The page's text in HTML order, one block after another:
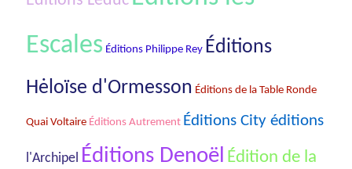
Escales Éditions Philippe Rey Éditions
Hėloïse d'Ormesson Éditions de la Table Ronde
Quai Voltaire Éditions Autrement Éditions City éditions
l'Archipel Éditions Denoël Édition de la